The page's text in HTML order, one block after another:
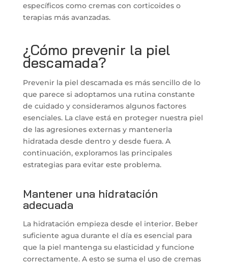
específicos como cremas con corticoides o
terapias más avanzadas.
¿Cómo prevenir la piel
descamada?
Prevenir la piel descamada es más sencillo de lo
que parece si adoptamos una rutina constante
de cuidado y consideramos algunos factores
esenciales. La clave está en proteger nuestra piel
de las agresiones externas y mantenerla
hidratada desde dentro y desde fuera. A
continuación, exploramos las principales
estrategias para evitar este problema.
Mantener una hidratación
adecuada
La hidratación empieza desde el interior. Beber
suficiente agua durante el día es esencial para
que la piel mantenga su elasticidad y funcione
correctamente. A esto se suma el uso de cremas